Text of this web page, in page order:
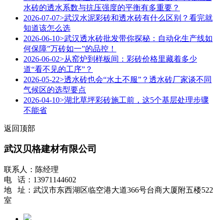
水砖的透水系数与抗压强度的平衡有多重要？
2026-07-07>武汉水泥彩砖和透水砖有什么区别？看完就
知道该怎么选
2026-06-10>武汉透水砖批发带你探秘：自动化生产线如
何保障”万砖如一”的品控！
2026-06-02>从窑炉到样板间：彩砖价格里藏着多少
道“看不见的工序”？
2026-05-22>透水砖也会“水土不服”？透水砖厂家谈不同
气候区的选型要点
2026-04-10>湖北草坪彩砖施工前，这5个基层处理步骤
不能省
返回顶部
武汉贝格建材有限公司
联系人：陈经理
电 话：13971144602
地 址：武汉市东西湖区临空港大道366号台商大厦附五楼522
室